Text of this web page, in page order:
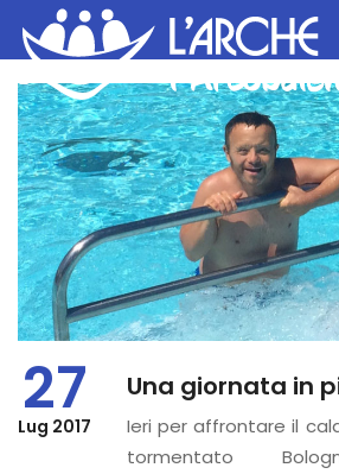
27
Lug 2017
Una giornata in
Ieri per affrontare il
tormentato